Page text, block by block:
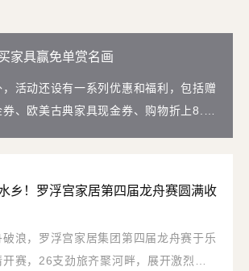
家具赢免单赏名画
，活动还设有一系列优惠和福利，包括赠
、欧美古典家具现金券、购物折上8.8
乡！罗浮宫家居第四届龙舟赛圆满收
浪，罗浮宫家居集团第四届龙舟赛于乐
赛，26支劲旅齐聚河畔，展开激烈水